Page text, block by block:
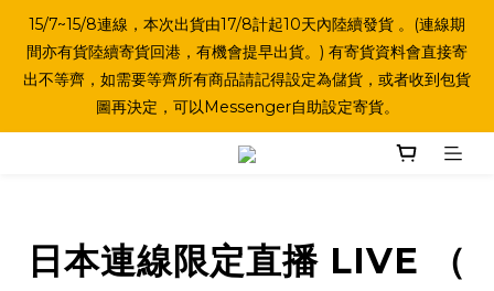
15/7~15/8連線，本次出貨由17/8計起10天內陸續發貨 。(連線期
間亦有貨陸續寄貨回港，有機會提早出貨。) 有寄貨資料會直接寄
出不等齊，如需要等齊所有商品請記得設定為儲貨，或者收到包貨
圖再決定，可以Messenger自助設定寄貨。
日本連線限定直播 LIVE （